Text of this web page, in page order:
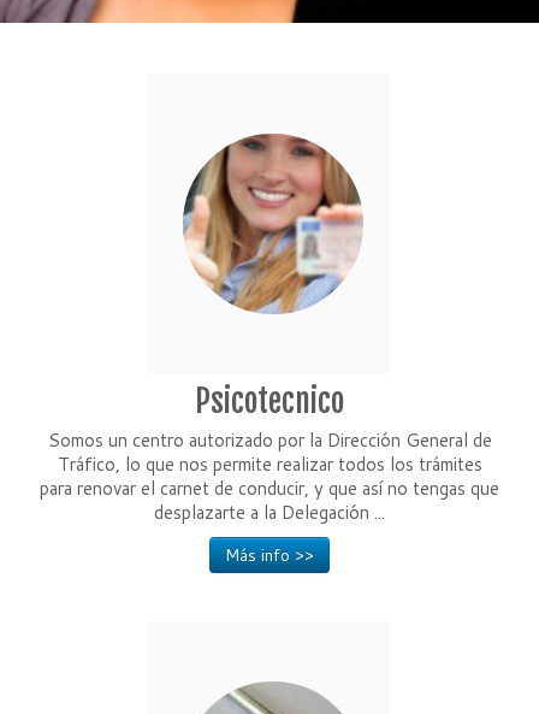
Psicotecnico
Somos un centro autorizado por la Dirección General de
Tráfico, lo que nos permite realizar todos los trámites
para renovar el carnet de conducir, y que así no tengas que
desplazarte a la Delegación ...
Más info >>